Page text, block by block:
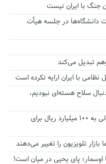
جنگ با ایران نیست
دانشگاه‌ها در جلسه هیأت
تبدیل می‌کند
با ایران ارایه نکرده است
سلاح هسته‌ای نبودیم،
آستانه الزام به دریافت صورت های مالی به ۱۰۰ میلیارد ریال برای
تلویزیون را تغییر می‌دهند
اوسمار؛ پای یحیی در میان است!